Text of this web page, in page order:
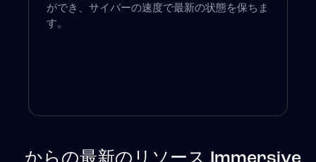
ができ、サイバーの速度で最新の状態を保ちま
す。